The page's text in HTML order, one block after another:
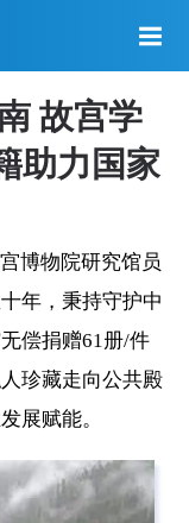
故宫学
助力国家
博物院研究馆员
年，秉持守护中
偿捐赠61册/件
珍藏走向公共殿
展赋能。